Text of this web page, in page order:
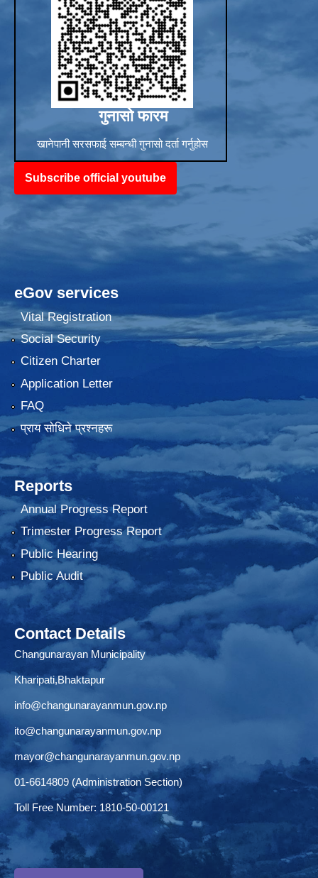
गुनासो फारम
खानेपानी सरसफाई सम्बन्धी गुनासो दर्ता गर्नुहोस
Subscribe official youtube
eGov services
Vital Registration
Social Security
Citizen Charter
Application Letter
FAQ
प्राय साेधिने प्रश्नहरू
Reports
Annual Progress Report
Trimester Progress Report
Public Hearing
Public Audit
Contact Details
Changunarayan Municipality
Kharipati,Bhaktapur
info@changunarayanmun.gov.np
ito@changunarayanmun.gov.np
mayor@changunarayanmun.gov.np
01-6614809 (Administration Section)
Toll Free Number: 1810-50-00121